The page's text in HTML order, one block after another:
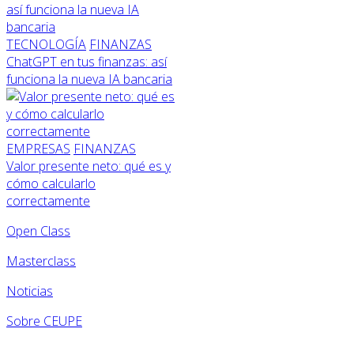
TECNOLOGÍA FINANZAS
ChatGPT en tus finanzas: así
funciona la nueva IA bancaria
EMPRESAS FINANZAS
Valor presente neto: qué es y
cómo calcularlo
correctamente
Open Class
Masterclass
Noticias
Sobre CEUPE